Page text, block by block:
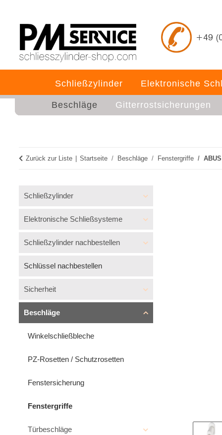
Schließzylinder Elektronische
Beschläge Gitterrostsicherungen
Zurück zur Liste Startseite Beschläge Fenstergriffe
Schließzylinder
Elektronische Schließsysteme
Schließzylinder nachbestellen
Schlüssel nachbestellen
Sicherheit
Beschläge
Winkelschließbleche
PZ-Rosetten / Schutzrosetten
Fenstersicherung
Fenstergriffe
Türbeschläge